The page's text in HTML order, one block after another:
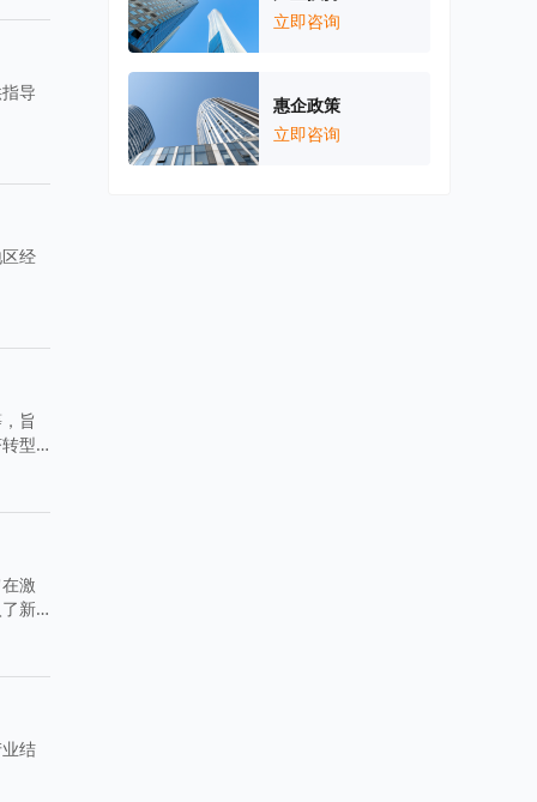
导
经
旨
型
激
新
结
立即咨询
惠企政策
立即咨询